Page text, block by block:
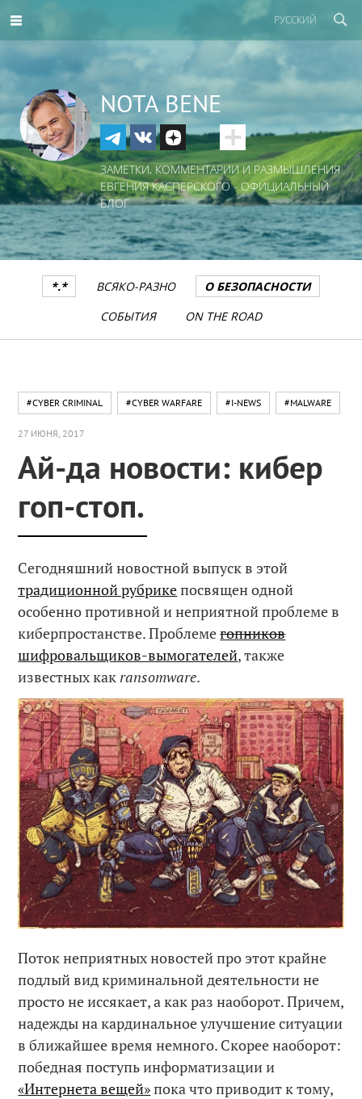
РУССКИЙ
NOTA BENE
ЗАМЕТКИ, КОММЕНТАРИИ И РАЗМЫШЛЕНИЯ
ЕВГЕНИЯ КАСПЕРСКОГО - ОФИЦИАЛЬНЫЙ
БЛОГ
*.* ВСЯКО-РАЗНО
О БЕЗОПАСНОСТИ
СОБЫТИЯ
ON THE ROAD
#CYBER CRIMINAL #CYBER WARFARE #I-NEWS #MALWARE
27 ИЮНЯ, 2017
Ай-да новости: кибер
гоп-стоп.
Сегодняшний новостной выпуск в этой
традиционной рубрикепосвящен одной
особенно противной и неприятной проблеме в
киберпростанстве. Проблемегопников
шифровальщиков-вымогателей, также
известных как ransomware.
Поток неприятных новостей про этот крайне
подлый вид криминальной деятельности не
просто не иссякает, а как раз наоборот. Причем,
надежды на кардинальное улучшение ситуации
в ближайшее время немного. Скорее наоборот:
победная поступь информатизации и
«Интернета вещей»пока что приводит к тому,